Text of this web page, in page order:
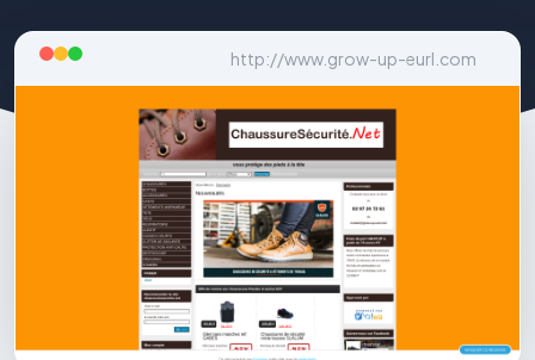
http://www.grow-up-eurl.com